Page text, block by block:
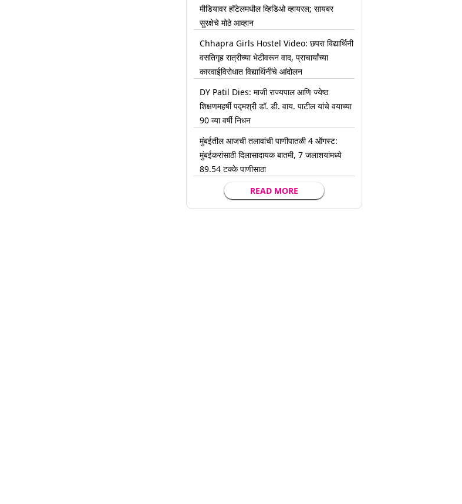
मीडियावर हॉटेलमधील व्हिडिओ व्हायरल; सायबर
सुरक्षेचे मोठे आव्हान
Chhapra Girls Hostel Video: छपरा विद्यार्थिनी
वसतिगृह रात्रीच्या भेटीवरून वाद, प्राचार्यांच्या
कारवाईविरोधात विद्यार्थिनींचे आंदोलन
DY Patil Dies: माजी राज्यपाल आणि ज्येष्ठ
शिक्षणमहर्षी पद्मश्री डॉ. डी. वाय. पाटील यांचे वयाच्या
90 व्या वर्षी निधन
मुंबईतील आजची तलावांची पाणीपातळी 4 ऑगस्ट:
मुंबईकरांसाठी दिलासादायक बातमी, 7 जलाशयांमध्ये
89.54 टक्के पाणीसाठा
READ MORE